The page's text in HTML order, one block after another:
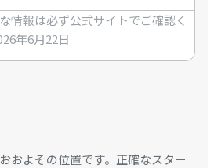
情報は必ず公式サイトでご確認く
年6月22日
およその位置です。正確なスター